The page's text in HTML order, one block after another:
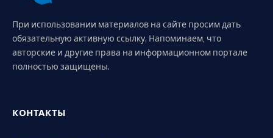
При использовании материалов на сайте просим дать
обязательную активную ссылку. Напоминаем, что
авторские и другие права на информационном портале
полностью защищены.
КОНТАКТЫ